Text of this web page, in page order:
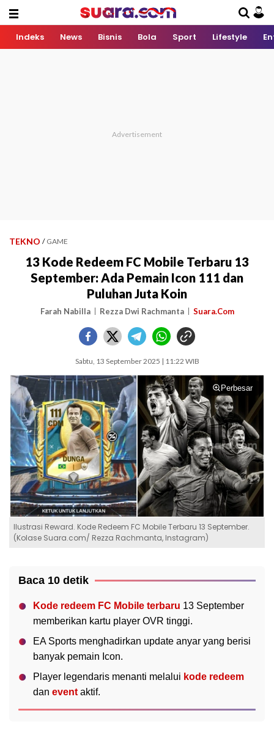
Indeks News Bisnis Bola Sport Lifestyle
TEKNO / GAME
13 Kode Redeem FC Mobile Terbaru 13
September: Ada Pemain Icon 111 dan
Puluhan Juta Koin
Farah Nabilla Rezza Dwi Rachmanta Suara.Com
Sabtu, 13 September 2025 | 11:22 WIB
Perbesar
Ilustrasi Reward. Kode Redeem FC Mobile Terbaru 13 September.
(Kolase Suara.com/ Rezza Rachmanta, Instagram)
Baca 10 detik
Kode redeem FC Mobile terbaru 13 September
memberikan kartu player OVR tinggi.
EA Sports menghadirkan update anyar yang berisi
banyak pemain Icon.
Player legendaris menanti melalui kode redeem
dan event aktif.